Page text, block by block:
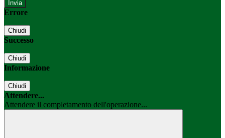
Errore
Chiudi
Successo
Chiudi
Informazione
Chiudi
Attendere...
Attendere il completamento dell'operazione...